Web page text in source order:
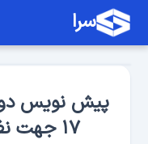
سرا
پیش نویس
۱۷ جهت نظرخواهی منتشر شد